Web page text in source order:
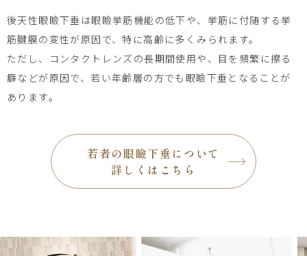
後天性眼瞼下垂は眼瞼挙筋機能の低下や、挙筋に付随する挙
筋腱膜の変性が原因で、特に高齢に多くみられます。
ただし、コンタクトレンズの長期間使用や、目を頻繁に擦る
癖などが原因で、若い年齢層の方でも眼瞼下垂となることが
あります。
若者の眼瞼下垂について
詳しくはこちら